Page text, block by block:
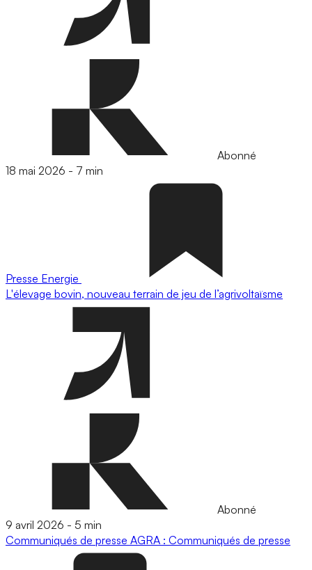
Abonné
18 mai 2026 - 7 min
Presse Energie
L'élevage bovin, nouveau terrain de jeu de l’agrivoltaïsme
Abonné
9 avril 2026 - 5 min
Communiqués de presse AGRA : Communiqués de presse